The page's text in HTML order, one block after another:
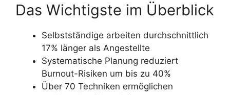
Das Wichtigste im Überblick
Selbstständige arbeiten durchschnittlich
17% länger als Angestellte
Systematische Planung reduziert
Burnout-Risiken um bis zu 40%
Über 70 Techniken ermöglichen